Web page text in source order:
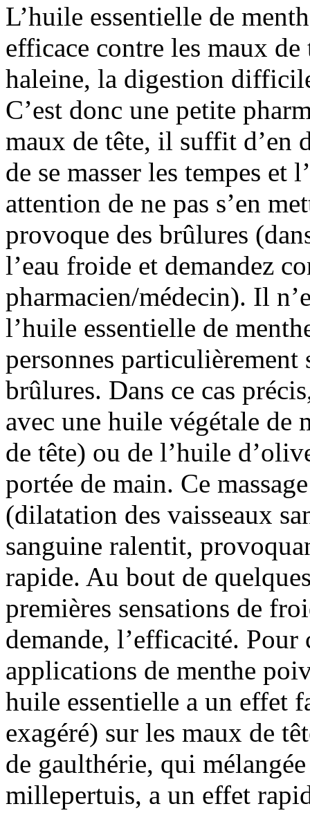
L’huile essentielle de
efficace contre les maux de
haleine, la digestion
C’est donc une petite
maux de tête, il suffit d’en
de se masser les tempes et
attention de ne pas s’en
provoque des brûlures
l’eau froide et demandez
pharmacien/médecin). Il
l’huile essentielle de
personnes particulièrement
brûlures. Dans ce cas
avec une huile végétale de
de tête) ou de l’huile
portée de main. Ce
(dilatation des vaisseaux
sanguine ralentit,
rapide. Au bout de
premières sensations de
demande, l’efficacité.
applications de menthe
huile essentielle a un effet
exagéré) sur les maux de
de gaulthérie, qui
millepertuis, a un effet